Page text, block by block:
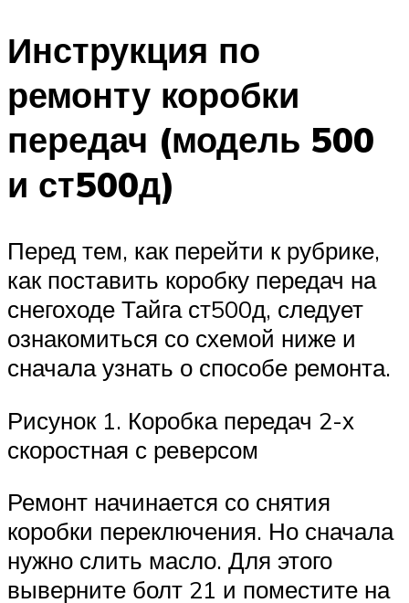
Инструкция по
ремонту коробки
передач (модель 500
и ст500д)
Перед тем, как перейти к рубрике,
как поставить коробку передач на
снегоходе Тайга ст500д, следует
ознакомиться со схемой ниже и
сначала узнать о способе ремонта.
Рисунок 1. Коробка передач 2-х
скоростная с реверсом
Ремонт начинается со снятия
коробки переключения. Но сначала
нужно слить масло. Для этого
выверните болт 21 и поместите на